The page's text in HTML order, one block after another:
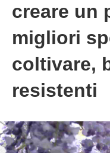
creare un
migliori
coltivare,
resistenti